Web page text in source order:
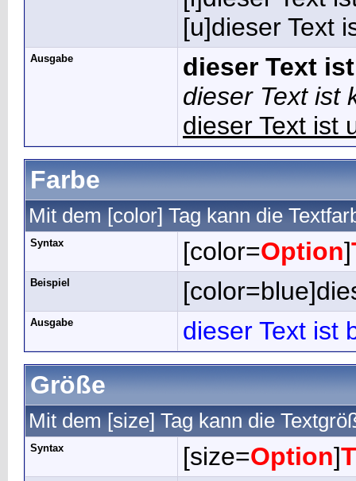
[u]dieser Text
Ausgabe
dieser Text
dieser Text ist
dieser Text ist
Farbe
Mit dem [color] Tag kann die
Syntax [color=Option]
Beispiel
Ausgabe
dieser Text ist
Größe
Mit dem [size] Tag kann die
Syntax [size=Option]